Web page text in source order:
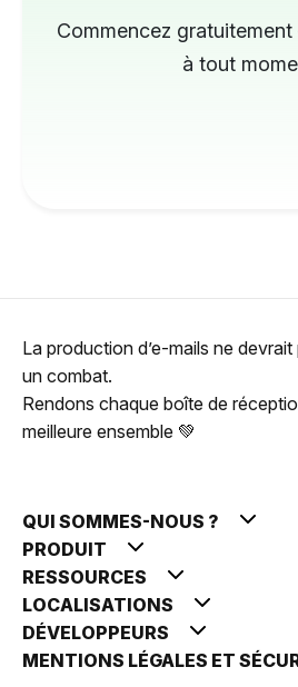
Commencez
à tout
La production d’e-mails ne devrait
un combat.
Rendons chaque boîte de
meilleure ensemble 💚
QUI SOMMES-NOUS ?
PRODUIT
RESSOURCES
LOCALISATIONS
DÉVELOPPEURS
MENTIONS LÉGALES ET